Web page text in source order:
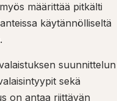
määrittää pitkälti
käytännölliseltä
suunnittelun
sekä
on antaa riittävän